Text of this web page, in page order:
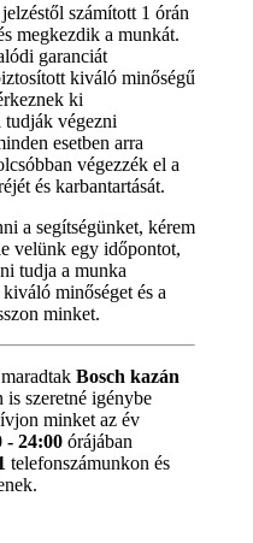
számított 1 órán
megkezdik a munkát.
garanciát
kiváló minőségű
ki
tudják végezni
esetben arra
végezzék el a
és karbantartását.
a segítségünket, kérem
velünk egy időpontot,
tudja a munka
minőséget és a
minket.
Bosch kazán
is szeretné igénybe
minket az év
- 24:00 órájában
telefonszámunkon és